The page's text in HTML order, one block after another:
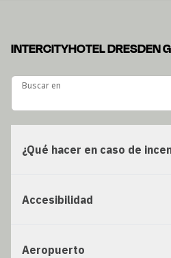
INTERCITYHOTEL DRESDEN
Buscar en
Buscar en
¿Qué hacer en caso de
Accesibilidad
Aeropuerto